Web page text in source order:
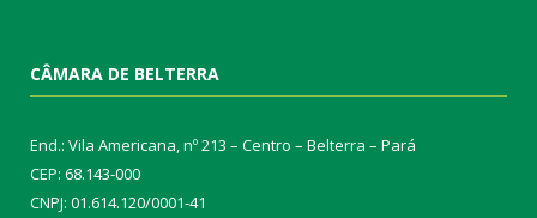
CÂMARA DE BELTERRA
End.: Vila Americana, nº 213 – Centro – Belterra – Pará
CEP: 68.143-000
CNPJ: 01.614.120/0001-41